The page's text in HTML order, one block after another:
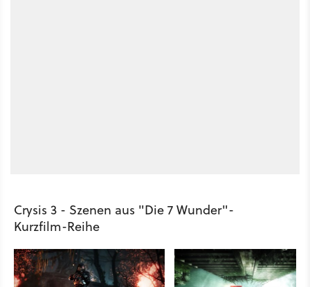
Crysis 3 - Szenen aus "Die 7 Wunder"-
Kurzfilm-Reihe